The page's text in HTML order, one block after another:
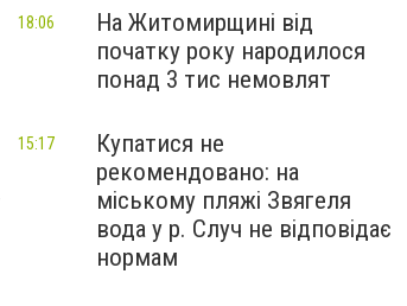
На Житомирщині від
початку року народилося
понад 3 тис немовлят
18:06
Купатися не
рекомендовано: на
міському пляжі Звягеля
вода у р. Случ не відповідає
нормам
15:17